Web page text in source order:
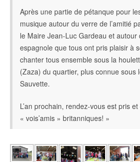
Après une partie de pétanque pour
musique autour du verre de l’amitié
le Maire Jean-Luc Gardeau et autour
espagnole que tous ont pris plaisir à
chanter tous ensemble sous la
(Zaza) du quartier, plus connue sous
Sauvette.
L’an prochain, rendez-vous est pris
« vois’amis » britanniques! »